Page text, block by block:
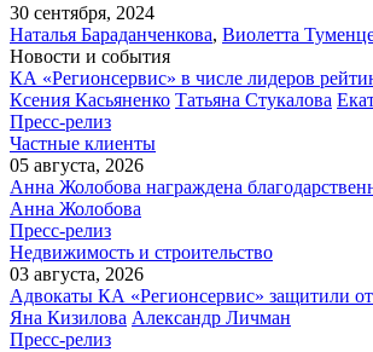
30 сентября, 2024
Наталья Бараданченкова, Виолетта
Новости и события
КА «Регионсервис» в числе лидеров
Ксения Касьяненко Татьяна Стукалова
Пресс-релиз
Частные клиенты
05 августа, 2026
Анна Жолобова награждена
Анна Жолобова
Пресс-релиз
Недвижимость и строительство
03 августа, 2026
Адвокаты КА «Регионсервис» защитили
Яна Кизилова Александр Личман
Пресс-релиз